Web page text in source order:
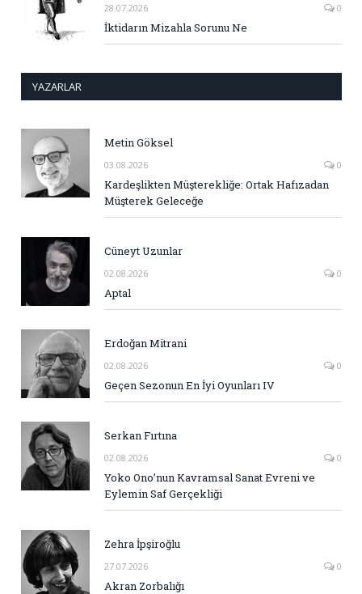
28.07.2026 0
İktidarın Mizahla Sorunu Ne
YAZARLAR
Metin Göksel
03.08.2026 0
Kardeşlikten Müşterekliğe: Ortak Hafızadan
Müşterek Geleceğe
Cüneyt Uzunlar
02.08.2026 0
Aptal
Erdoğan Mitrani
02.08.2026 0
Geçen Sezonun En İyi Oyunları IV
Serkan Fırtına
02.08.2026 0
Yoko Ono’nun Kavramsal Sanat Evreni ve
Eylemin Saf Gerçekliği
Zehra İpşiroğlu
27.07.2026 0
Akran Zorbalığı